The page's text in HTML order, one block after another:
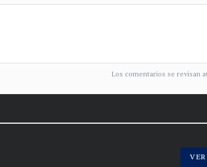
Los comentarios se revisan